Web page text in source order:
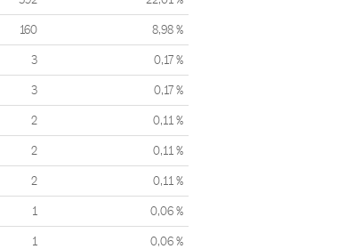
160 8,98 %
3 0,17 %
3 0,17 %
2 0,11 %
2 0,11 %
2 0,11 %
1 0,06 %
1 0,06 %